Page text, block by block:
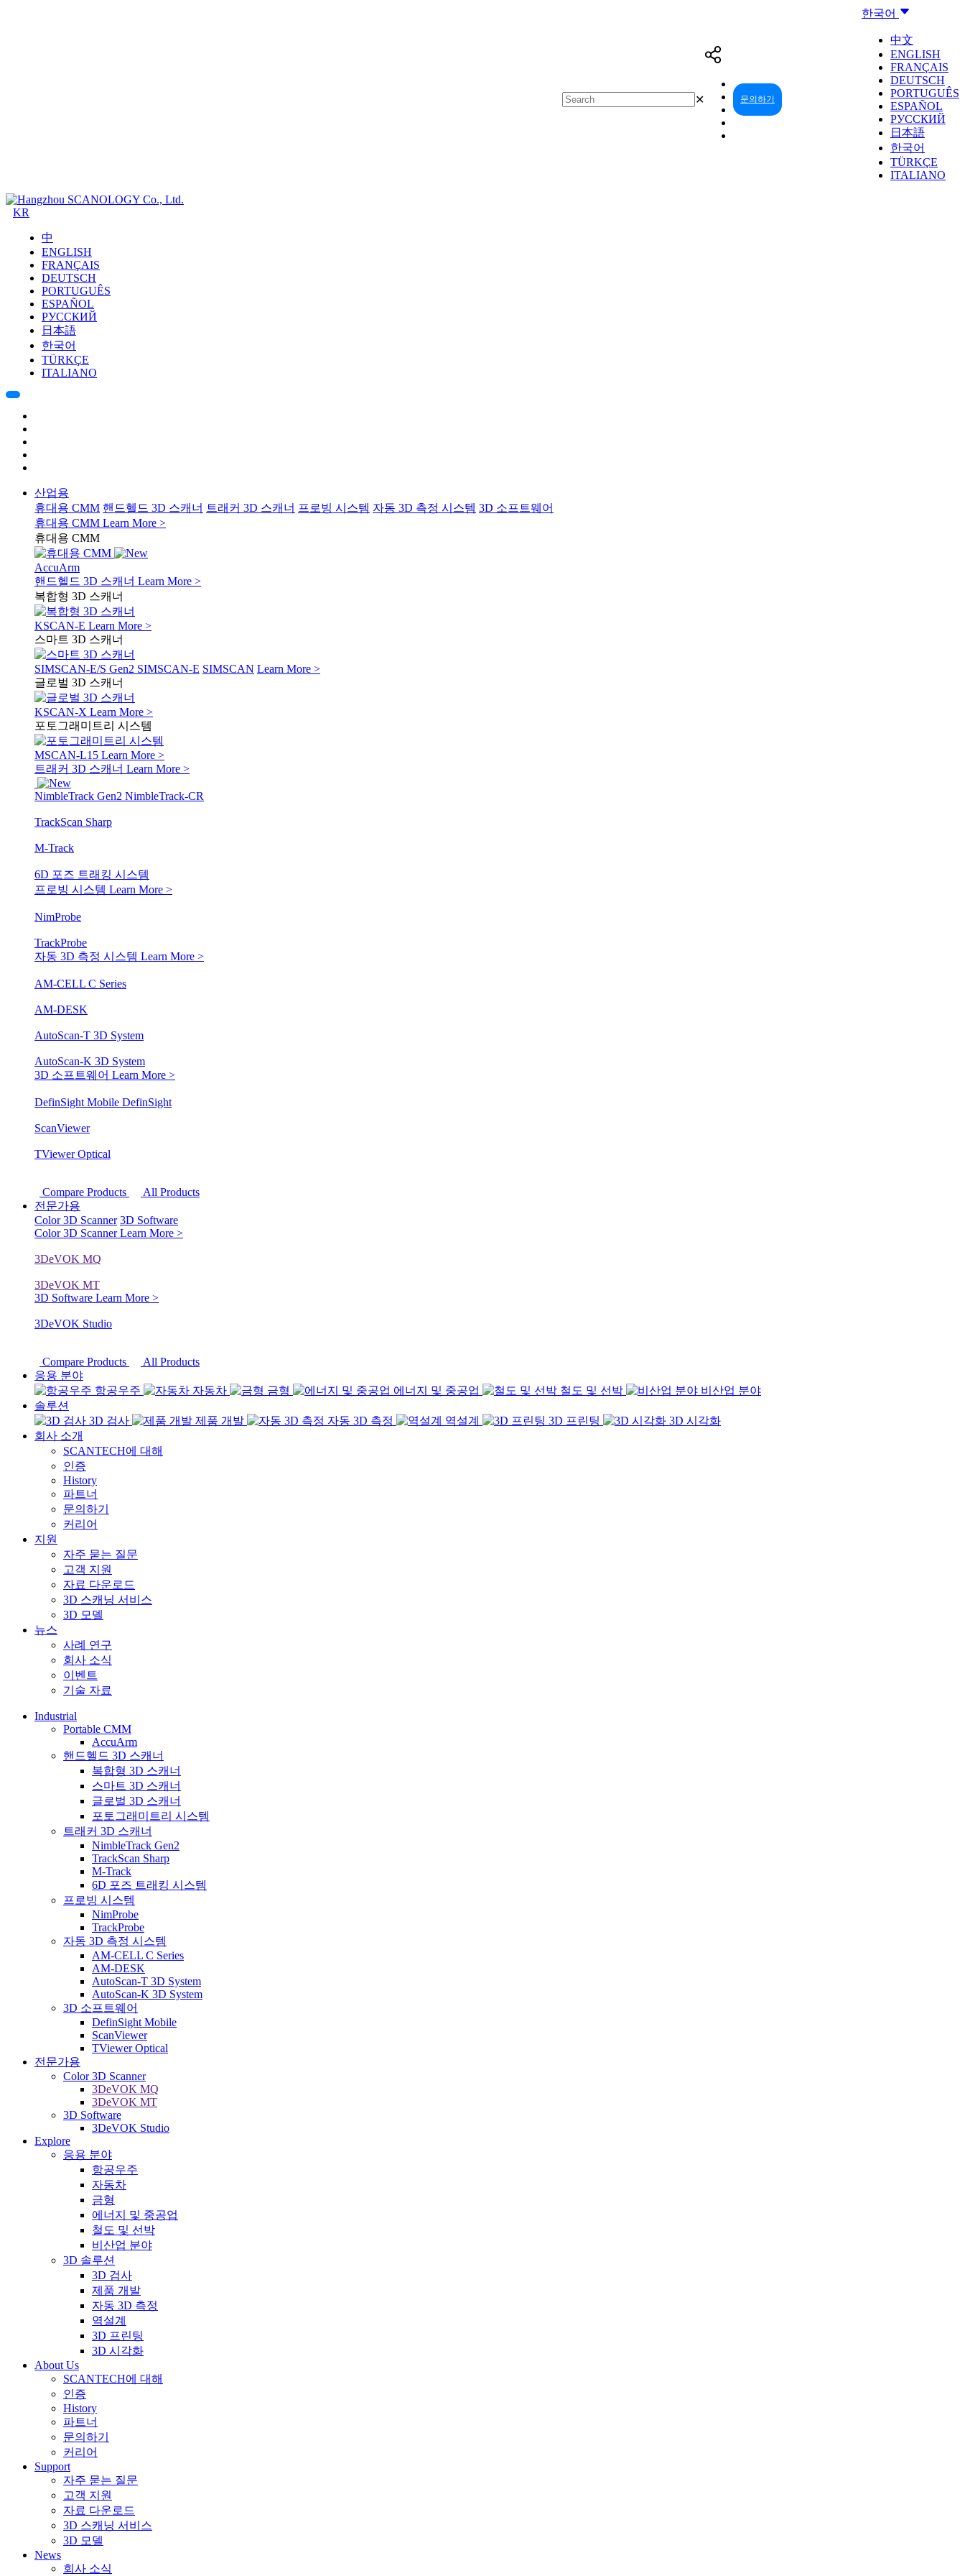
한국어
中文
ENGLISH
FRANÇAIS
DEUTSCH
PORTUGUÊS
ESPAÑOL
РУССКИЙ
日本語
한국어
TÜRKÇE
ITALIANO
문의하기
✕
KR
中
ENGLISH
FRANÇAIS
DEUTSCH
PORTUGUÊS
ESPAÑOL
РУССКИЙ
日本語
한국어
TÜRKÇE
ITALIANO
산업용
휴대용 CMM 핸드헬드 3D 스캐너 트래커 3D 스캐너 프로빙 시스템 자동 3D 측정 시스템 3D 소프트웨어
휴대용 CMM Learn More >
휴대용 CMM
AccuArm
핸드헬드 3D 스캐너 Learn More >
복합형 3D 스캐너
KSCAN-E Learn More >
스마트 3D 스캐너
SIMSCAN-E/S Gen2 SIMSCAN-E SIMSCAN Learn More >
글로벌 3D 스캐너
KSCAN-X Learn More >
포토그래미트리 시스템
MSCAN-L15 Learn More >
트래커 3D 스캐너 Learn More >
NimbleTrack Gen2 NimbleTrack-CR
TrackScan Sharp
M-Track
6D 포즈 트래킹 시스템
프로빙 시스템 Learn More >
NimProbe
TrackProbe
자동 3D 측정 시스템 Learn More >
AM-CELL C Series
AM-DESK
AutoScan-T 3D System
AutoScan-K 3D System
3D 소프트웨어 Learn More >
DefinSight Mobile DefinSight
ScanViewer
TViewer Optical
Compare Products
All Products
전문가용
Color 3D Scanner 3D Software
Color 3D ScannerLearn More >
3DeVOK MQ
3DeVOK MT
3D Software Learn More >
3DeVOK Studio
Compare Products
All Products
응용 분야
항공우주
자동차 금형 에너지 및 중공업 철도 및 선박
비산업 분야
솔루션
3D 검사
제품 개발 자동 3D 측정 역설계 3D 프린팅
3D 시각화
회사 소개
SCANTECH에 대해
인증
History
파트너
문의하기
커리어
지원
자주 묻는 질문
고객 지원
자료 다운로드
3D 스캐닝 서비스
3D 모델
뉴스
사례 연구
회사 소식
이벤트
기술 자료
Industrial
Portable CMM
AccuArm
핸드헬드 3D 스캐너
복합형 3D 스캐너
스마트 3D 스캐너
글로벌 3D 스캐너
포토그래미트리 시스템
트래커 3D 스캐너
NimbleTrack Gen2
TrackScan Sharp
M-Track
6D 포즈 트래킹 시스템
프로빙 시스템
NimProbe
TrackProbe
자동 3D 측정 시스템
AM-CELL C Series
AM-DESK
AutoScan-T 3D System
AutoScan-K 3D System
3D 소프트웨어
DefinSight Mobile
ScanViewer
TViewer Optical
전문가용
Color 3D Scanner
3DeVOK MQ
3DeVOK MT
3D Software
3DeVOK Studio
Explore
응용 분야
항공우주
자동차
금형
에너지 및 중공업
철도 및 선박
비산업 분야
3D 솔루션
3D 검사
제품 개발
자동 3D 측정
역설계
3D 프린팅
3D 시각화
About Us
SCANTECH에 대해
인증
History
파트너
문의하기
커리어
Support
자주 묻는 질문
고객 지원
자료 다운로드
3D 스캐닝 서비스
3D 모델
News
회사 소식